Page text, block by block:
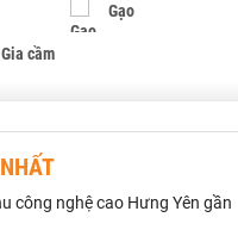
Gạo
cầm
công nghệ cao Hưng Yên gần